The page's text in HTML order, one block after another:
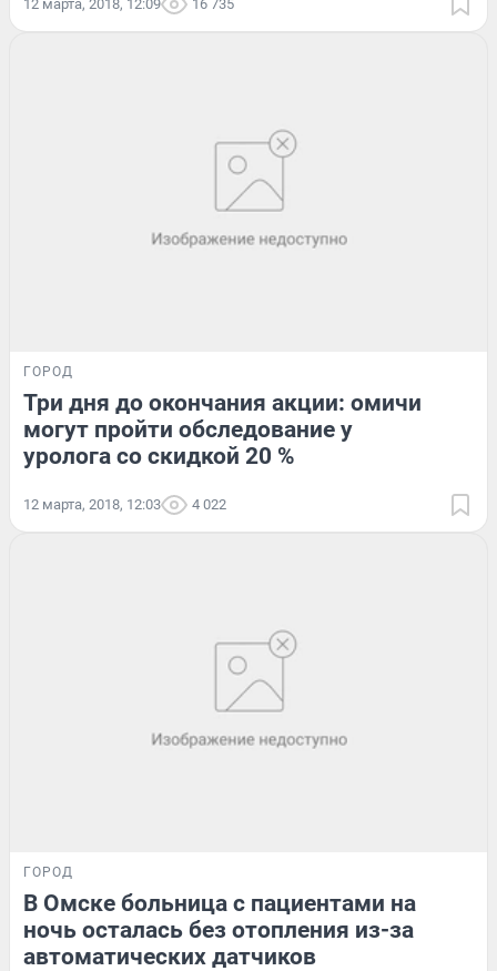
12 марта, 2018, 12:09 16 735
ГОРОД
Три дня до окончания акции: омичи
могут пройти обследование у
уролога со скидкой 20 %
12 марта, 2018, 12:03 4 022
ГОРОД
В Омске больница с пациентами на
ночь осталась без отопления из-за
автоматических датчиков